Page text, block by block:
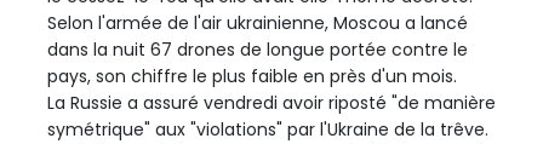
Selon l'armée de l'air ukrainienne, Moscou a lancé
dans la nuit 67 drones de longue portée contre le
pays, son chiffre le plus faible en près d'un mois.
La Russie a assuré vendredi avoir riposté "de manière
symétrique" aux "violations" par l'Ukraine de la trêve.